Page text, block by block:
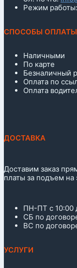
Режим
СПОСОБЫ ОПЛАТЫ
Наличными
По карте
Безналичный
Оплата по
Оплата
ДОСТАВКА
Доставим заказ
платы за подъем на
ПН-ПТ с 10:00
СБ по
ВС по
УСЛУГИ